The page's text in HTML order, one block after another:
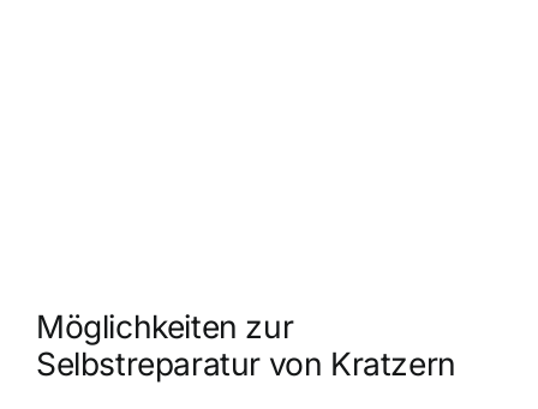
Möglichkeiten zur
Selbstreparatur von Kratzern